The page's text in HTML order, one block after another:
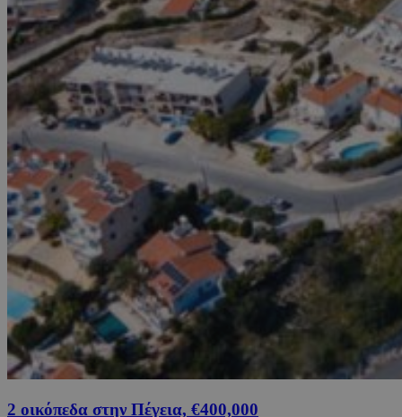
2 οικόπεδα στην Πέγεια, €400,000